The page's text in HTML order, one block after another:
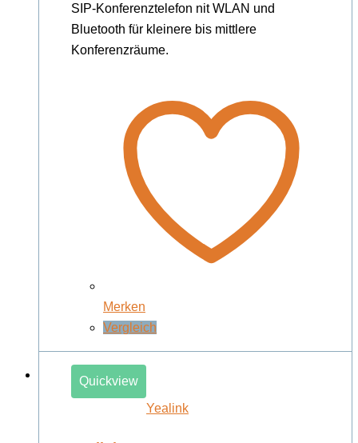
SIP-Konferenztelefon nit WLAN und
Bluetooth für kleinere bis mittlere
Konferenzräume.
Merken
Vergleich
Quickview
Yealink